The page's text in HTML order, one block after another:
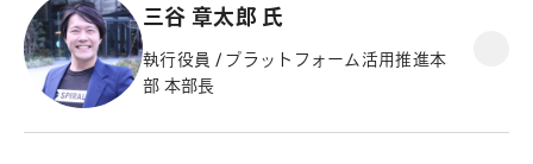
三谷 章太郎 氏
執行役員 / プラットフォーム活用推進本
部 本部長